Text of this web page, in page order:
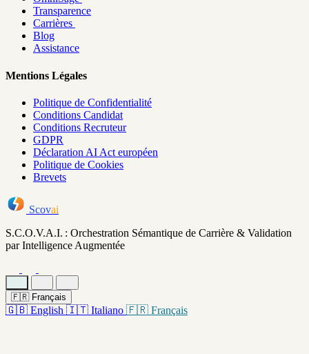
Transparence
Carrières
Blog
Assistance
Mentions Légales
Politique de Confidentialité
Conditions Candidat
Conditions Recruteur
GDPR
Déclaration AI Act européen
Politique de Cookies
Brevets
Scovai
S.C.O.V.A.I. : Orchestration Sémantique de Carrière & Validation
par Intelligence Augmentée
🇫🇷 Français
🇬🇧 English 🇮🇹 Italiano 🇫🇷 Français